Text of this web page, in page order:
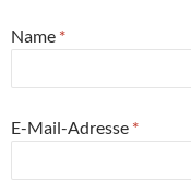
Name *
E-Mail-Adresse *